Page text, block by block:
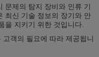
문제의 탐지 장비와 인류 기
최신 기술 정보의 장기와 안
을 지키기 위한 것입니다.
객의 필요에 따라 제공됩니